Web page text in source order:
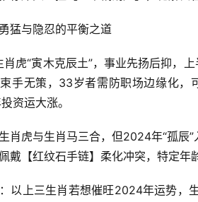
猛与隐忍的平衡之道
虎“寅木克辰土”，事业先扬后抑，
手无策，33岁者需防职场边缘化
资运大涨。
肖虎与生肖马三合，但2024年“孤辰
戴【红纹石手链】柔化冲突，特定
以上三生肖若想催旺2024年运势，